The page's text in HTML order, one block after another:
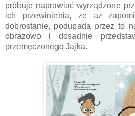
próbuje naprawiać wyrządzone
ich przewinienia, że aż
dobrostanie, podupada przez to
obrazowo i dosadnie
przemęczonego Jajka.